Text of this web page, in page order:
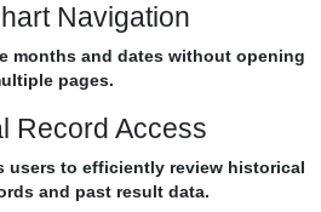
Navigation
months and dates without opening
pages.
Record Access
users to efficiently review historical
and past result data.